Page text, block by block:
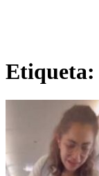
Etiqueta: